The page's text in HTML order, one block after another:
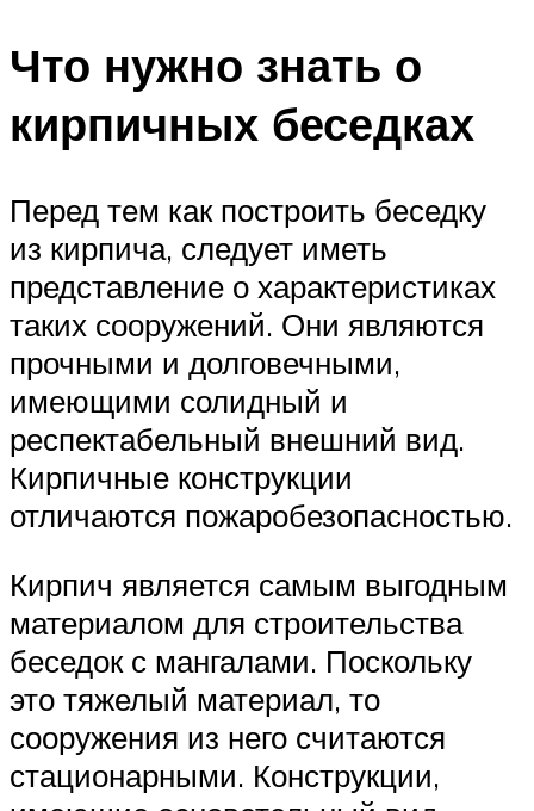
Что нужно знать о
кирпичных беседках
Перед тем как построить беседку
из кирпича, следует иметь
представление о характеристиках
таких сооружений. Они являются
прочными и долговечными,
имеющими солидный и
респектабельный внешний вид.
Кирпичные конструкции
отличаются пожаробезопасностью.
Кирпич является самым выгодным
материалом для строительства
беседок с мангалами. Поскольку
это тяжелый материал, то
сооружения из него считаются
стационарными. Конструкции,